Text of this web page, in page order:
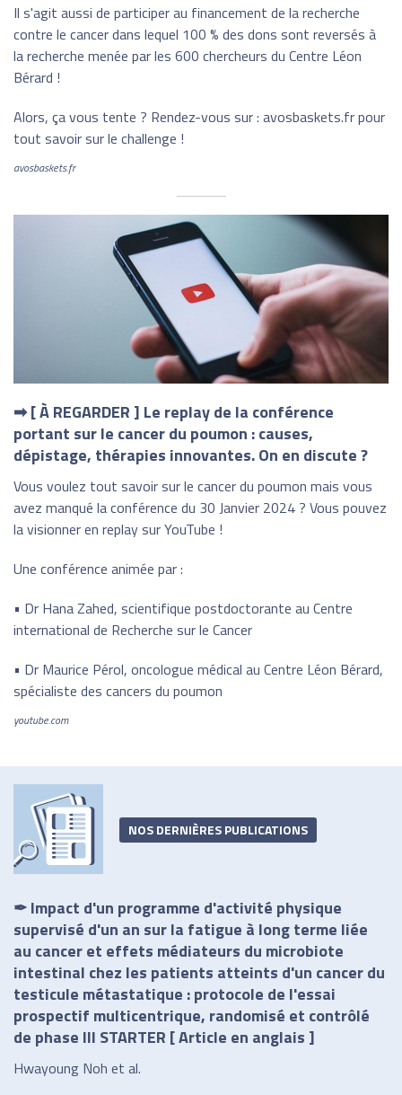
Il s'agit aussi de participer au financement de la recherche
contre le cancer dans lequel 100 % des dons sont reversés à
la recherche menée par les 600 chercheurs du Centre Léon
Bérard !
Alors, ça vous tente ? Rendez-vous sur : avosbaskets.fr pour
tout savoir sur le challenge !
avosbaskets.fr
➡ [ À REGARDER ] Le replay de la conférence
portant sur le cancer du poumon : causes,
dépistage, thérapies innovantes. On en discute ?
Vous voulez tout savoir sur le cancer du poumon mais vous
avez manqué la conférence du 30 Janvier 2024 ? Vous pouvez
la visionner en replay sur YouTube !
Une conférence animée par :
• Dr Hana Zahed, scientifique postdoctorante au Centre
international de Recherche sur le Cancer
• Dr Maurice Pérol, oncologue médical au Centre Léon Bérard,
spécialiste des cancers du poumon
youtube.com
NOS DERNIÈRES PUBLICATIONS
✒ Impact d'un programme d'activité physique
supervisé d'un an sur la fatigue à long terme liée
au cancer et effets médiateurs du microbiote
intestinal chez les patients atteints d'un cancer du
testicule métastatique : protocole de l'essai
prospectif multicentrique, randomisé et contrôlé
de phase III STARTER [ Article en anglais ]
Hwayoung Noh et al.